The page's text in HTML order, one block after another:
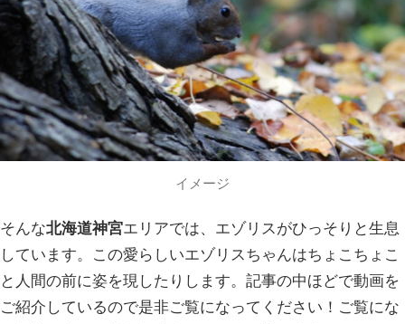
イメージ
そんな北海道神宮エリアでは、エゾリスがひっそりと生息
しています。この愛らしいエゾリスちゃんはちょこちょこ
と人間の前に姿を現したりします。記事の中ほどで動画を
ご紹介しているので是非ご覧になってください！ご覧にな